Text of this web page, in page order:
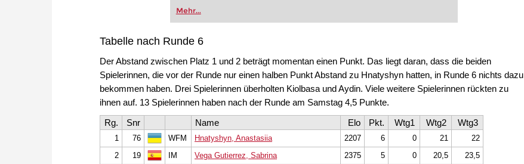
Dieser Videokurs bietet Ihnen ein vollständiges und
detaillierten Theorieteilen lernen Sie, wie Sie alle
Hauptvarianten sowie wichtige Nebenvarianten
Kostenloses Videobeispiel:Einleitung
Kostenloses Videobeispiel: Überblick
Kostenloses Videobeispiel:Tschigorin: 9...Sa5
10.Lc2 c5 11.d4 Sd7/cxd4
Mehr...
Tabelle nach Runde 6
Der Abstand zwischen Platz 1 und 2 beträgt momentan einen Punkt. Das liegt daran, dass die beiden
Spielerinnen, die vor der Runde nur einen halben Punkt Abstand zu Hnatyshyn hatten, in Runde 6 nichts dazu
bekommen haben. Drei Spielerinnen überholten Kiolbasa und Aydin. Viele weitere Spielerinnen rückten zu
ihnen auf. 13 Spielerinnen haben nach der Runde am Samstag 4,5 Punkte.
Rg.
Snr Name Elo Pkt. Wtg1 Wtg2 Wtg3
1 76 WFM Hnatyshyn, Anastasiia 2207 6 0 21
22
2
19 IM Vega Gutierrez, Sabrina 2375 5 0 20,5
23,5